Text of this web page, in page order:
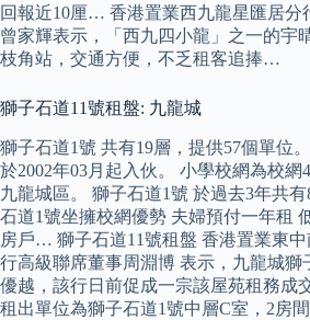
回報近10厘… 香港置業西九龍星匯居分
曾家輝表示，「西九四小龍」之一的宇
枝角站，交通方便，不乏租客追捧…
獅子石道11號租盤: 九龍城
獅子石道1號 共有19層，提供57個單位
於2002年03月起入伙。 小學校網為校網
九龍城區。 獅子石道1號 於過去3年共
石道1號坐擁校網優勢 夫婦預付一年租
房戶… 獅子石道11號租盤 香港置業東
行高級聯席董事周淵博 表示，九龍城獅
優越，該行日前促成一宗該屋苑租務成
租出單位為獅子石道1號中層C室，2房